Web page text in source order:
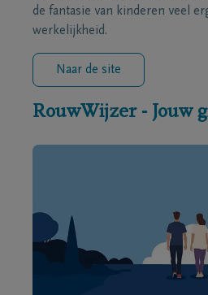
de fantasie van kinderen veel
werkelijkheid.
Naar de site
RouwWijzer - Jouw